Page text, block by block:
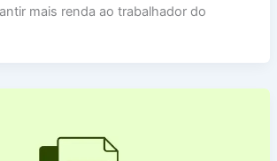
mais renda ao trabalhador do